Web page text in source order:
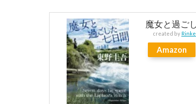
魔女と過ご
created by
Amazon